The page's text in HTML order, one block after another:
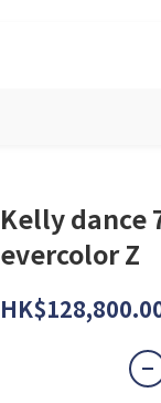
Kelly dance
evercolor Z